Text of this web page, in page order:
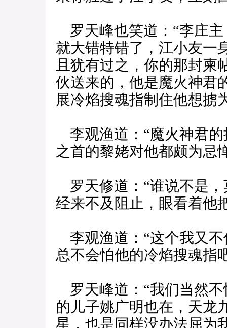
罗天峰也笑道：“李庄
就大错特错了，江小友一
且犹有过之，你的那封柬
伙送来的，他是魔火神君
展冷焰搜魂指制住他想掳
李观渔道：“魔火神君
之首的黎姥对他都颇为忌
罗天修道：“谁说不是
经来不及阻止，眼看着他
李观渔道：“这个我又
总不会怕他的冷焰搜魂指
罗天峰道：“我们当然
的儿子姚广明也在，天龙
星，也是同样没办法屈为